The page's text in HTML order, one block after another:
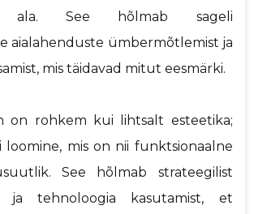
ala. See hõlmab sageli
aialahenduste ümbermõtlemist ja
mis täidavad mitut eesmärki.
on rohkem kui lihtsalt esteetika;
mis on nii funktsionaalne
See hõlmab strateegilist
ja tehnoloogia kasutamist, et